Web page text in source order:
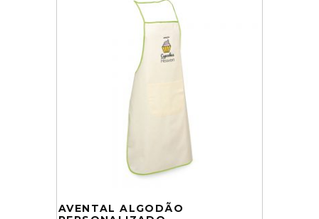
AVENTAL ALGODÃO